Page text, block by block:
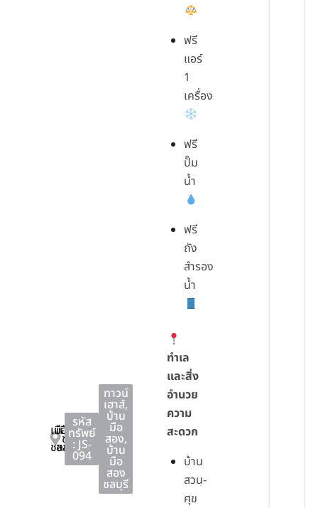
เมือง
ชลบุรี
เมือง
ชลบุรี
ชลบุรี
รหัส
ทรัพย์
: JS-
094
ทาวน์
เฮาส์,
บ้าน
มือ
สอง,
บ้าน
มือ
สอง
ชลบุรี
ฟรี
แอร์
1
เครื่อง
ฟรี
ปั๊ม
น้ำ
ฟรี
ถัง
สำรอง
น้ำ
ทำเล
และสิ่ง
อำนวย
ความ
สะดวก
บ้าน
สวน-
ศุข